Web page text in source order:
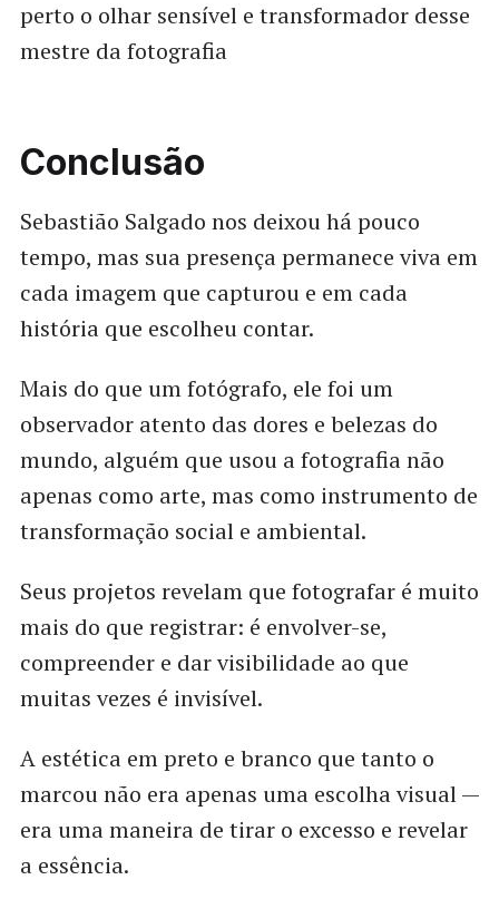
perto o olhar sensível e transformador desse
mestre da fotografia
Conclusão
Sebastião Salgado nos deixou há pouco
tempo, mas sua presença permanece viva em
cada imagem que capturou e em cada
história que escolheu contar.
Mais do que um fotógrafo, ele foi um
observador atento das dores e belezas do
mundo, alguém que usou a fotografia não
apenas como arte, mas como instrumento de
transformação social e ambiental.
Seus projetos revelam que fotografar é muito
mais do que registrar: é envolver-se,
compreender e dar visibilidade ao que
muitas vezes é invisível.
A estética em preto e branco que tanto o
marcou não era apenas uma escolha visual —
era uma maneira de tirar o excesso e revelar
a essência.